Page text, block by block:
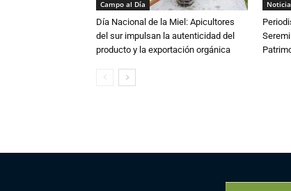
Campo al Día
Día Nacional de la Miel: Apicultores
del sur impulsan la autenticidad del
producto y la exportación orgánica